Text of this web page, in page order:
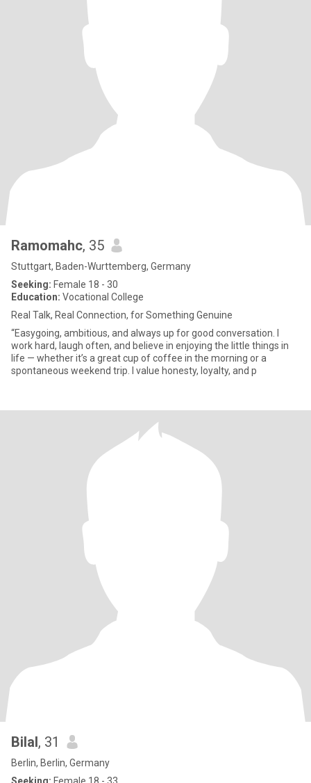
Ramomahc, 35
Stuttgart, Baden-Wurttemberg, Germany
Seeking: Female 18 - 30
Education: Vocational College
Real Talk, Real Connection, for Something Genuine
“Easygoing, ambitious, and always up for good conversation. I
work hard, laugh often, and believe in enjoying the little things in
life — whether it’s a great cup of coffee in the morning or a
spontaneous weekend trip. I value honesty, loyalty, and p
Bilal, 31
Berlin, Berlin, Germany